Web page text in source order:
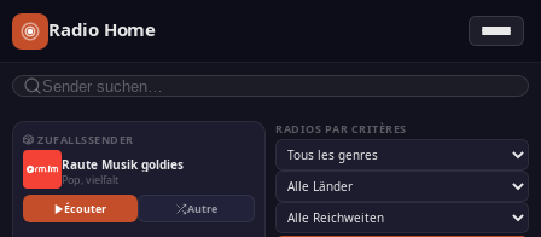
Radio Home
🎲 ZUFALLSSENDER
Raute Musik goldies
Pop, vielfalt
Écouter
Autre
RADIOS PAR CRITÈRES